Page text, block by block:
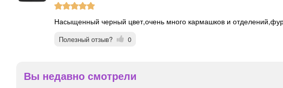
Насыщенный черный цвет,очень много кармашков и
Полезный отзыв? 0
Вы недавно смотрели